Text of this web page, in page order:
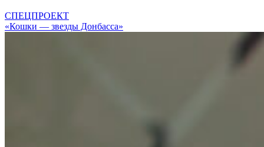
СПЕЦПРОЕКТ
«Кошки — звезды Донбасса»